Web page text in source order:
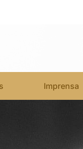
Imprensa